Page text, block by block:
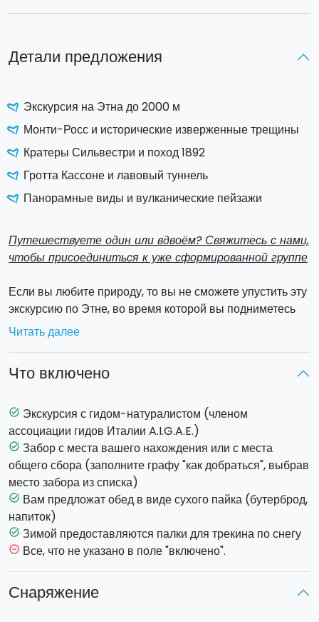
Детали предложения
Экскурсия на Этна до 2000 м
Монти-Росс и исторические изверженные трещины
Кратеры Сильвестри и поход 1892
Гротта Кассоне и лавовый туннель
Панорамные виды и вулканические пейзажи
Путешествуете один или вдвоём? Свяжитесь с нами,
чтобы присоединиться к уже сформированной группе
Если вы любите природу, то вы не сможете упустить эту
экскурсию по Этне, во время которой вы подниметесь
до отметки 2000 метров и откроете для себя южные и
северо-восточные склоны самого высокого активного
ИзНиколози, городка, который называют «вратами
высоте 1995 метровнад уровнем моря.
Путь лежит через Монти Росси, расщелину,
образовавшуюся в результате извержения вулкана 1669
года, когда лава разрушила деревни, лежащие на ее
пути, и добралась до Катании. Вы пересечете
плоскогорье, в котором остановился поток лавы в 2001
году, и увидите крутые траектории ее движения,
которые пересекают застывшую лаву, оставшуюся от
извержения 1983 года, что позволит вам сделать
последнее время было несколько раз отмечено
Читать далее
Что включено
task_alt Экскурсия с гидом-натуралистом (членом
ассоциации гидов Италии A.I.G.A.E.)
task_alt Забор с места вашего нахождения или с места
общего сбора (заполните графу "как добраться", выбрав
место забора из списка)
task_alt Вам предложат обед в виде сухого пайка (бутерброд,
напиток)
task_alt Зимой предоставляются палки для трекина по снегу
remove_circle_outline Все, что не указано в поле "включено".
Снаряжение